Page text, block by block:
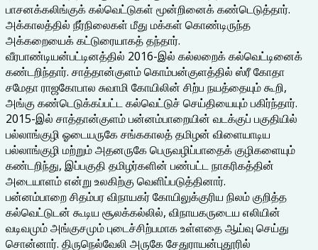
பாசனக்கலிங்குக் கல்வெட்டுகள் மூன்றினைக் கண்டெடுத்தார்.
அக்காலத்தில் நீர்நிலைகள் மீது மக்கள் கொண்டிருந்த
அக்கறையைக் கட்டுரையாகத் தந்தார்.
வீரபாண்டியன்பட்டினத்தில் 2016-இல் கல்லறைக் கல்வெட்டினைக்
கண்டறிந்தார். சாத்தான்குளம் கொம்பன்குளத்தில் ஸ்ரீ கோதா
சமேதா ராஜகோபால சுவாமி கோயிலின் சிற்ப நயத்தையும் கூறி,
அங்கு கண்டெடுக்கப்பட்ட கல்வெட்டுச் செய்தியையும் பகிர்ந்தார்.
2015-இல் சாத்தான்குளம் பன்னம்பாறையின் வடக்குப் பகுதியில்
பல்லாங்குழி ஓடையருகே சங்ககாலத் தமிழன் விளையாடிய
பல்லாங்குழி மற்றும் அதனருகே பெருவழிப்பாதைக் குழிகளையும்
கண்டறிந்து, இப்பகுதி தமிழர்களின் பண்பட்ட நாகரிகத்தின்
அடையாளம் என்று உலகிற்கு வெளிப்படுத்தினார்.
பன்னம்பாறை சிதம்பர விநாயகர் கோயிலுக்குரிய நிலம் குறித்த
கல்வெட்டுடன் கூடிய சூலக்கல்லில், விநாயகருடைய எலியின்
வடிவமும் அங்குசமும் புடைச்சிற்பமாக உள்ளதை ஆய்வு செய்து
சொன்னார். திருநெல்வேலி அருகே சேதுராயன்புதூரில்